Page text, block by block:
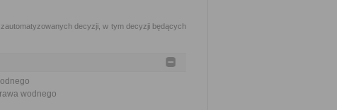
decyzji, w tym decyzji będących
wodnego